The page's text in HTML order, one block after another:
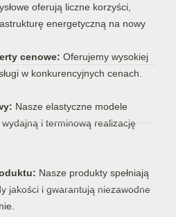
oferują liczne korzyści,
energetyczną na nowy
cenowe: Oferujemy wysokiej
w konkurencyjnych cenach.
Nasze elastyczne modele
i terminową realizację
Nasze produkty spełniają
jakości i gwarantują niezawodne